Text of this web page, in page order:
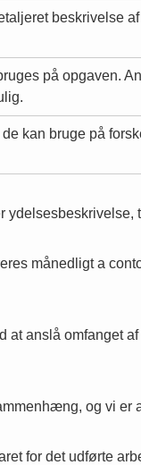
beskrivelse
på opgaven.
kan bruge på
månedligt a
anslå omfanget
og vi
for det udførte